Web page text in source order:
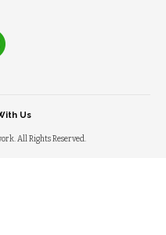
All Rights Reserved.
Us